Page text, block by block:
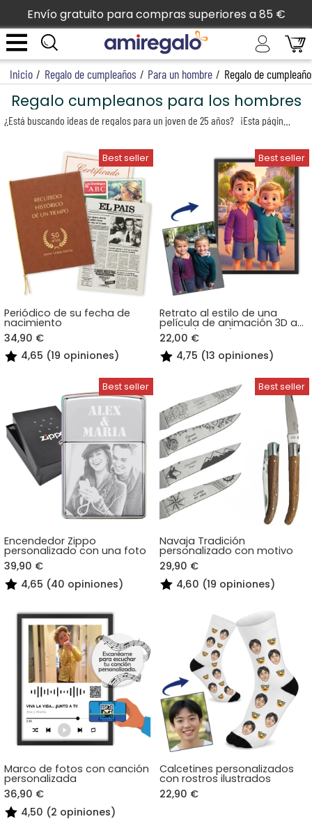
Envío gratuito para compras superiores a 85 €
Inicio / Regalo de cumpleaños / Para un hombre / Regalo de
Regalo cumpleanos para los hombres
¿Está buscando ideas de regalos para un joven de 25 años? ¡Esta página está hecha para usted porque está completamente dedicada a los regalos para un joven activo y moderno! Desde regalos de diseñadores de moda hasta elegantes regalos personalizados, ¡no olvidarán su cuarto de siglo! Aquí hay 25 ideas de regalos para hombres que darán en el blanco: un reloj Nato personalizado con un brazalete moderno, una pinta de cerveza única personalizada con grabado láser, un cuchillo Laguiole personalizado con patrones y el texto de su elección , cojines de moda, su retrato en versión pop art impreso en un lienzo montado en un marco ... ... ideas de regalos para el cumpleaños de un joven de 25 años lleno de futuro.
Periódico de su fecha de
nacimiento
34,90 €
4,65 (19 opiniones)
Retrato al estilo de una
película de animación 3D a
partir de una foto
22,00 €
4,75 (13 opiniones)
Encendedor Zippo
personalizado con una foto
39,90 €
4,65 (40 opiniones)
Navaja Tradición
personalizado con motivo
29,90 €
4,60 (19 opiniones)
Marco de fotos con canción
personalizada
36,90 €
4,50 (2 opiniones)
Calcetines personalizados
con rostros ilustrados
22,90 €